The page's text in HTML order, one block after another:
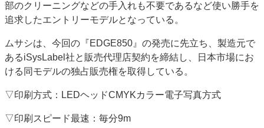
部のクリーニングなどの手入れも不要であるなど使い勝手を
追求したエントリーモデルとなっている。
ムサシは、今回の『EDGE850』の発売に先立ち、製造元で
あるiSysLabel社と販売代理店契約を締結し、日本市場にお
ける同モデルの独占販売権を取得している。
▽印刷方式：LEDヘッドCMYKカラー電子写真方式
▽印刷スピード最速：毎分9m